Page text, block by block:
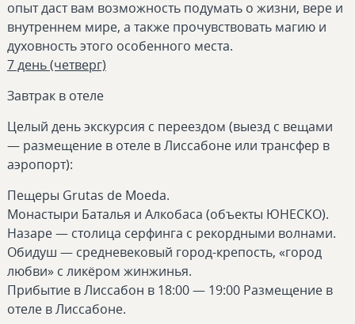
опыт даст вам возможность подумать о жизни, вере и
внутреннем мире, а также прочувствовать магию и
духовность этого особенного места.
7 день (четверг)
Завтрак в отеле
Целый день экскурсия с переездом (выезд с вещами
— размещение в отеле в Лиссабоне или трансфер в
аэропорт):
Пещеры Grutas de Moeda.
Монастыри Баталья и Алкобаса (объекты ЮНЕСКО).
Назаре — столица серфинга с рекордными волнами.
Обидуш — средневековый город-крепость, «город
любви» с ликёром жинжинья.
Прибытие в Лиссабон в 18:00 — 19:00 Размещение в
отеле в Лиссабоне.